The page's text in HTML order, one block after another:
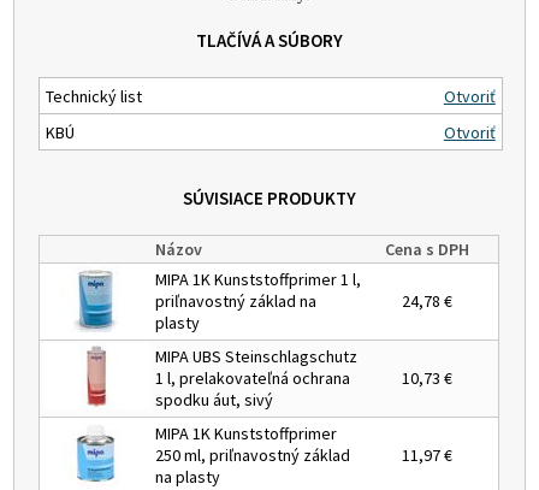
TLAČÍVÁ A SÚBORY
Technický list
Otvoriť
KBÚ
Otvoriť
SÚVISIACE PRODUKTY
Názov
Cena s DPH
MIPA 1K Kunststoffprimer 1 l,
priľnavostný základ na
plasty
24,78 €
MIPA UBS Steinschlagschutz
1 l, prelakovateľná ochrana
spodku áut, sivý
10,73 €
MIPA 1K Kunststoffprimer
250 ml, priľnavostný základ
na plasty
11,97 €